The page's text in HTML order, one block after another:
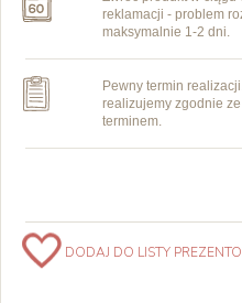
reklamacji - problem
maksymalnie 1-2 dni.
Pewny termin
realizujemy zgodnie
terminem.
DODAJ DO LISTY